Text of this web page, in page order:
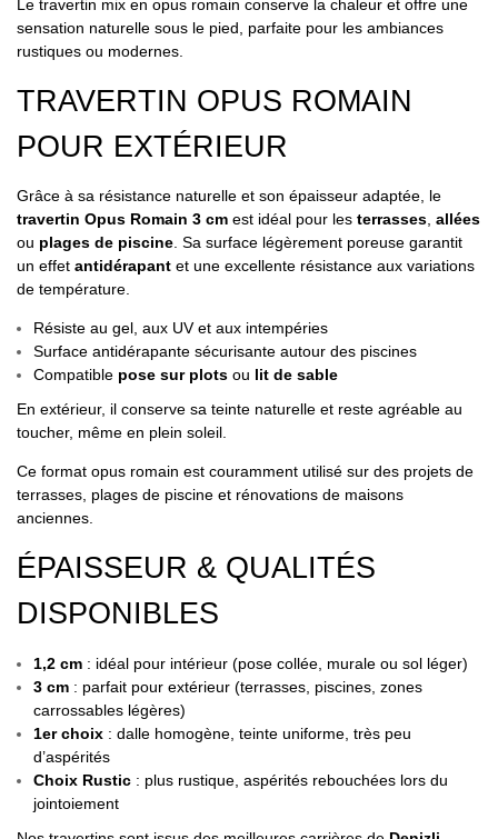
Le travertin mix en opus romain conserve la chaleur et offre une
sensation naturelle sous le pied, parfaite pour les ambiances
rustiques ou modernes.
TRAVERTIN OPUS ROMAIN
POUR EXTÉRIEUR
Grâce à sa résistance naturelle et son épaisseur adaptée, le
travertin Opus Romain 3 cm est idéal pour les terrasses allées
ou plages de piscine . Sa surface légèrement poreuse garantit
un effet antidérapant et une excellente résistance aux variations
de température.
Résiste au gel, aux UV et aux intempéries
Surface antidérapante sécurisante autour des piscines
Compatible pose sur plots ou lit de sable
En extérieur, il conserve sa teinte naturelle et reste agréable au
toucher, même en plein soleil.
Ce format opus romain est couramment utilisé sur des projets de
terrasses, plages de piscine et rénovations de maisons
anciennes.
ÉPAISSEUR & QUALITÉS
DISPONIBLES
1,2 cm : idéal pour intérieur (pose collée, murale ou sol léger)
3 cm : parfait pour extérieur (terrasses, piscines, zones
carrossables légères)
1er choix : dalle homogène, teinte uniforme, très peu
d’aspérités
Choix Rustic : plus rustique, aspérités rebouchées lors du
jointoiement